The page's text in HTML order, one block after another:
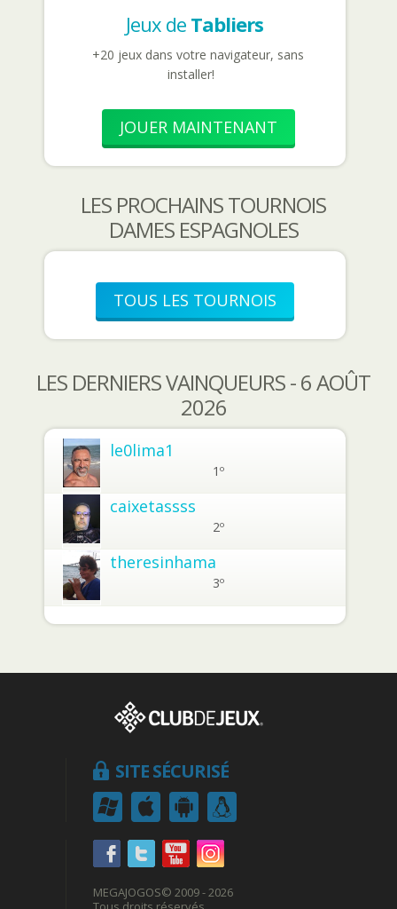
Jeux de Tabliers
+20 jeux dans votre navigateur, sans
installer!
JOUER MAINTENANT
LES PROCHAINS TOURNOIS
DAMES ESPAGNOLES
TOUS LES TOURNOIS
LES DERNIERS VAINQUEURS - 6 AOÛT
2026
le0lima1
1º
caixetassss
2º
theresinhama
3º
SITE SÉCURISÉ
MEGAJOGOS© 2009 - 2026